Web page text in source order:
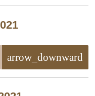
arrow_downward